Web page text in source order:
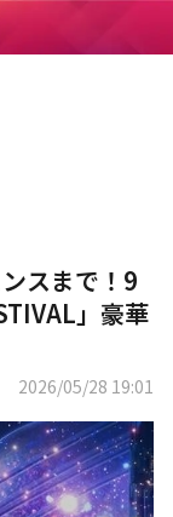
スまで！9
」豪華
2026/05/28 19:01